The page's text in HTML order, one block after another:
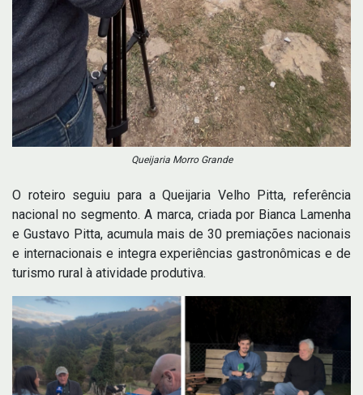
Queijaria Morro Grande
O roteiro seguiu para a Queijaria Velho Pitta, referência
nacional no segmento. A marca, criada por Bianca Lamenha
e Gustavo Pitta, acumula mais de 30 premiações nacionais
e internacionais e integra experiências gastronômicas e de
turismo rural à atividade produtiva.